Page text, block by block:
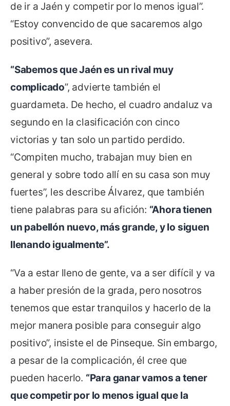
de ir a Jaén y competir por lo menos igual”.
“Estoy convencido de que sacaremos algo
positivo”, asevera.
“Sabemos que Jaén es un rival muy
complicado”, advierte también el
guardameta. De hecho, el cuadro andaluz va
segundo en la clasificación con cinco
victorias y tan solo un partido perdido.
“Compiten mucho, trabajan muy bien en
general y sobre todo allí en su casa son muy
fuertes”, les describe Álvarez, que también
tiene palabras para su afición: “Ahora tienen
un pabellón nuevo, más grande, y lo siguen
llenando igualmente”.
“Va a estar lleno de gente, va a ser difícil y va
a haber presión de la grada, pero nosotros
tenemos que estar tranquilos y hacerlo de la
mejor manera posible para conseguir algo
positivo”, insiste el de Pinseque. Sin embargo,
a pesar de la complicación, él cree que
pueden hacerlo. “Para ganar vamos a tener
que competir por lo menos igual que la